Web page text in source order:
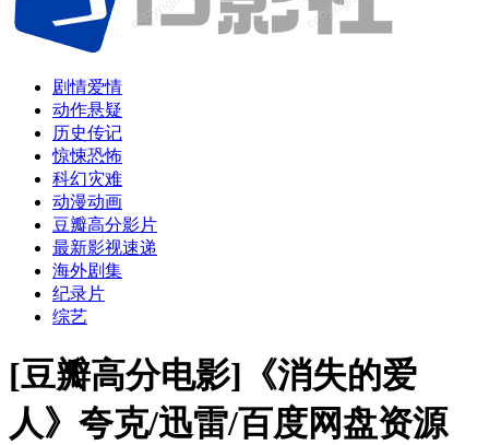
剧情爱情
动作悬疑
历史传记
惊悚恐怖
科幻灾难
动漫动画
豆瓣高分影片
最新影视速递
海外剧集
纪录片
综艺
[豆瓣高分电影]《消失的爱
人》夸克/迅雷/百度网盘资源